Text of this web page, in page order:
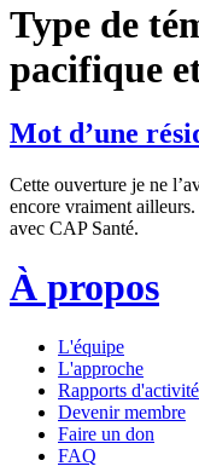
Type de
pacifique
Mot d’une
Cette ouverture je ne
encore vraiment ailleurs.
avec CAP Santé.
À propos
L'équipe
L'approche
Rapports
Devenir membre
Faire un don
FAQ